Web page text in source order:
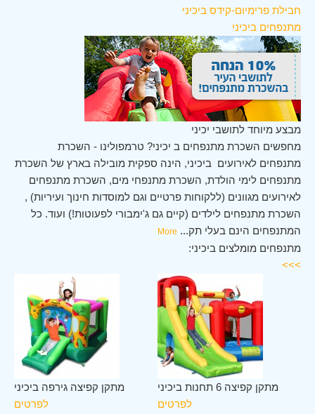
חבילת פרימיום-קידס ביכיני
מתנפחים ביכיני
מבצע מיוחד לתושבי יכיני
מחפשים השכרת מתנפחים ב יכיני? טרמפולינו - השכרת
מתנפחים לאירועים ביכיני, הינה ספקית מובילה בארץ של השכרת
מתנפחים לימי הולדת, השכרת מתנפחי מים, השכרת מתנפחים
לאירועים מגוונים (ללקוחות פרטיים וגם למוסדות חינוך ועיריות) ,
השכרת מתנפחים לילדים (קיים גם ג'ימבורי לפעוטות!) ועוד. כל
המתנפחים הינם בעלי תק...
More
מתנפחים מומלצים ביכיני:
>>>
מתקן קפיצה גירפה ביכיני
לפרטים
מתקן קפיצה 6 תחנות ביכיני
לפרטים